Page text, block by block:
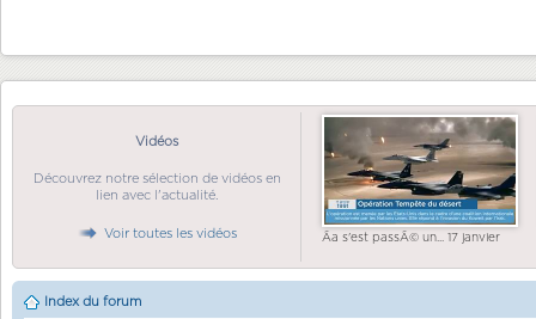
Vidéos
Découvrez notre sélection de vidéos en
lien avec l'actualité.
Voir toutes les vidéos Ãa s'est passÃ© un... 17 janvier
Index du forum